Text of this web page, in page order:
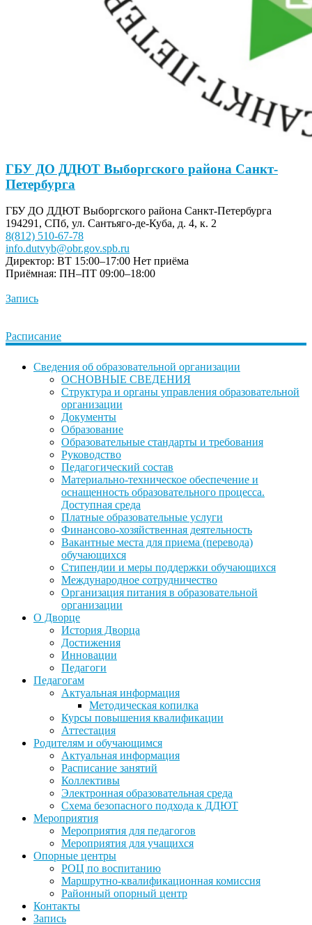
ГБУ ДО ДДЮТ Выборгского района Санкт-
Петербурга
ГБУ ДО ДДЮТ Выборгского района Санкт-Петербурга
194291, СПб, ул. Сантьяго-де-Куба, д. 4, к. 2
8(812) 510-67-78
info.dutvyb@obr.gov.spb.ru
Директор: ВТ 15:00–17:00 Нет приёма
Приёмная: ПН–ПТ 09:00–18:00
Запись
Расписание
Сведения об образовательной организации
ОСНОВНЫЕ СВЕДЕНИЯ
Структура и органы управления образовательной
организации
Документы
Образование
Образовательные стандарты и требования
Руководство
Педагогический состав
Материально-техническое обеспечение и
оснащенность образовательного процесса.
Доступная среда
Платные образовательные услуги
Финансово-хозяйственная деятельность
Вакантные места для приема (перевода)
обучающихся
Стипендии и меры поддержки обучающихся
Международное сотрудничество
Организация питания в образовательной
организации
О Дворце
История Дворца
Достижения
Инновации
Педагоги
Педагогам
Актуальная информация
Методическая копилка
Курсы повышения квалификации
Аттестация
Родителям и обучающимся
Актуальная информация
Расписание занятий
Коллективы
Электронная образовательная среда
Схема безопасного подхода к ДДЮТ
Мероприятия
Мероприятия для педагогов
Мероприятия для учащихся
Опорные центры
РОЦ по воспитанию
Маршрутно-квалификационная комиссия
Районный опорный центр
Контакты
Запись